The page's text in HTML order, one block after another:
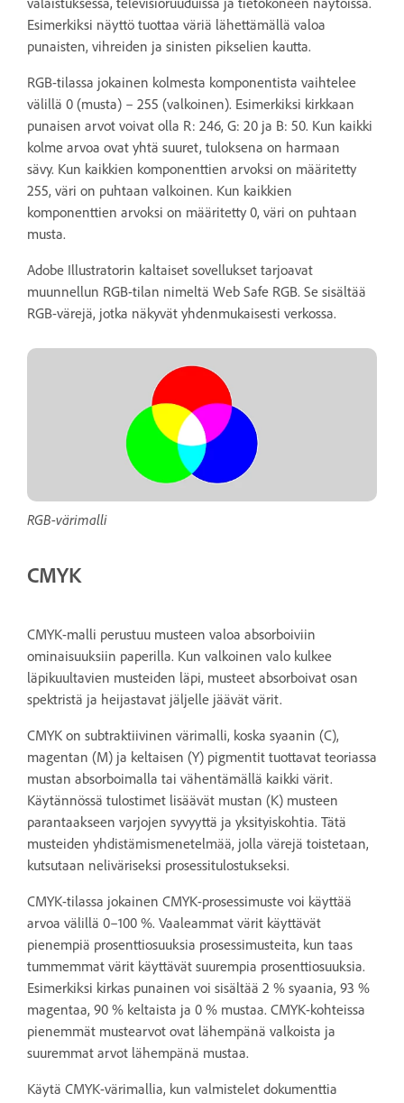
Esimerkiksi näyttö tuottaa väriä lähettämällä valoa
punaisten, vihreiden ja sinisten pikselien kautta.
RGB-tilassa jokainen kolmesta komponentista vaihtelee
välillä 0 (musta) – 255 (valkoinen). Esimerkiksi kirkkaan
punaisen arvot voivat olla R: 246, G: 20 ja B: 50. Kun kaikki
kolme arvoa ovat yhtä suuret, tuloksena on harmaan
sävy. Kun kaikkien komponenttien arvoksi on määritetty
255, väri on puhtaan valkoinen. Kun kaikkien
komponenttien arvoksi on määritetty 0, väri on puhtaan
musta.
Adobe Illustratorin kaltaiset sovellukset tarjoavat
muunnellun RGB-tilan nimeltä Web Safe RGB. Se sisältää
RGB-värejä, jotka näkyvät yhdenmukaisesti verkossa.
RGB-värimalli
CMYK
CMYK-malli perustuu musteen valoa absorboiviin
ominaisuuksiin paperilla. Kun valkoinen valo kulkee
läpikuultavien musteiden läpi, musteet absorboivat osan
spektristä ja heijastavat jäljelle jäävät värit.
CMYK on subtraktiivinen värimalli, koska syaanin (C),
magentan (M) ja keltaisen (Y) pigmentit tuottavat teoriassa
mustan absorboimalla tai vähentämällä kaikki värit.
Käytännössä tulostimet lisäävät mustan (K) musteen
parantaakseen varjojen syvyyttä ja yksityiskohtia. Tätä
musteiden yhdistämismenetelmää, jolla värejä toistetaan,
kutsutaan neliväriseksi prosessitulostukseksi.
CMYK-tilassa jokainen CMYK-prosessimuste voi käyttää
arvoa välillä 0–100 %. Vaaleammat värit käyttävät
pienempiä prosenttiosuuksia prosessimusteita, kun taas
tummemmat värit käyttävät suurempia prosenttiosuuksia.
Esimerkiksi kirkas punainen voi sisältää 2 % syaania, 93 %
magentaa, 90 % keltaista ja 0 % mustaa. CMYK-kohteissa
pienemmät mustearvot ovat lähempänä valkoista ja
suuremmat arvot lähempänä mustaa.
Käytä CMYK-värimallia, kun valmistelet dokumenttia